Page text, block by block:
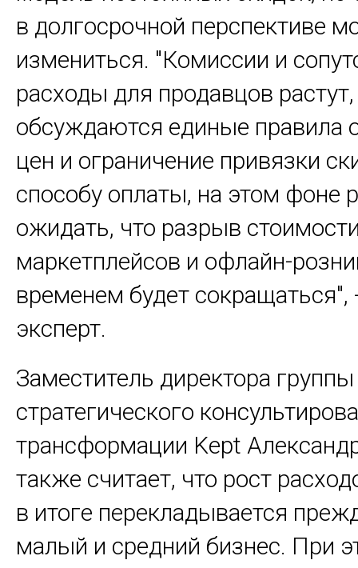
в долгосрочной перспективе
измениться. "Комиссии и
расходы для продавцов растут,
обсуждаются единые правила
цен и ограничение привязки
способу оплаты, на этом фоне
ожидать, что разрыв
маркетплейсов и офлайн-
временем будет сокращаться",
эксперт.
Заместитель директора группы
стратегического
трансформации Kept
также считает, что рост
в итоге перекладывается
малый и средний бизнес. При